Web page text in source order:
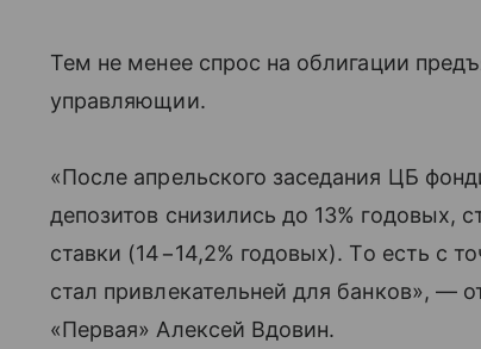
Тем не менее спрос на облигации
управляющии.
«После апрельского заседания ЦБ
депозитов снизились до 13% годовых,
ставки (14−14,2% годовых). То есть с
стал привлекательней для банков», —
«Первая» Алексей Вдовин.